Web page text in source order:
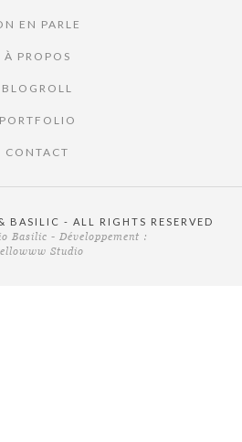
EN PARLE
À PROPOS
BLOGROLL
PORTFOLIO
CONTACT
BASILIC - ALL RIGHTS RESERVED
Basilic - Développement :
Studio